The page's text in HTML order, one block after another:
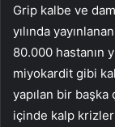
Grip kalbe ve
yılında
80.000 hastanın
miyokardit gibi
yapılan bir
içinde kalp